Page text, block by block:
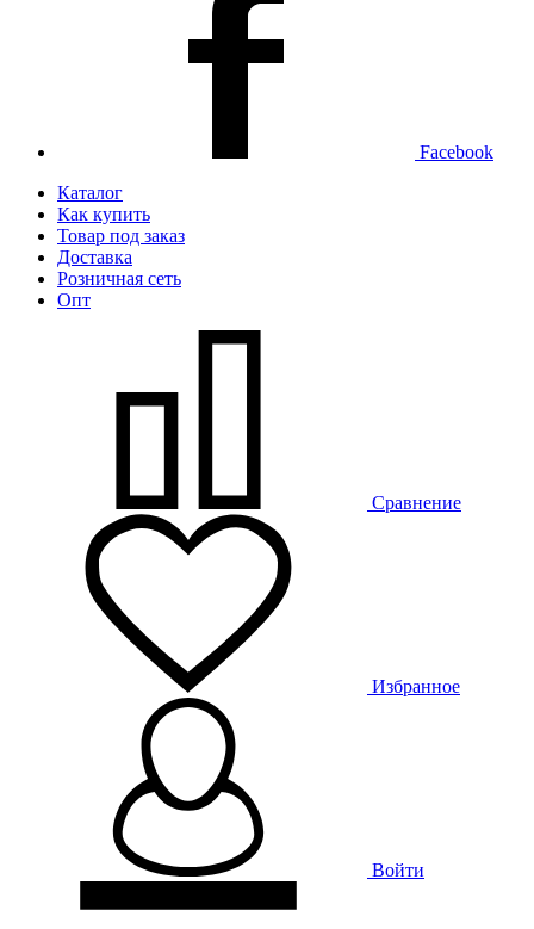
Facebook
Каталог
Как купить
Товар под заказ
Доставка
Розничная сеть
Опт
Сравнение
Избранное
Войти